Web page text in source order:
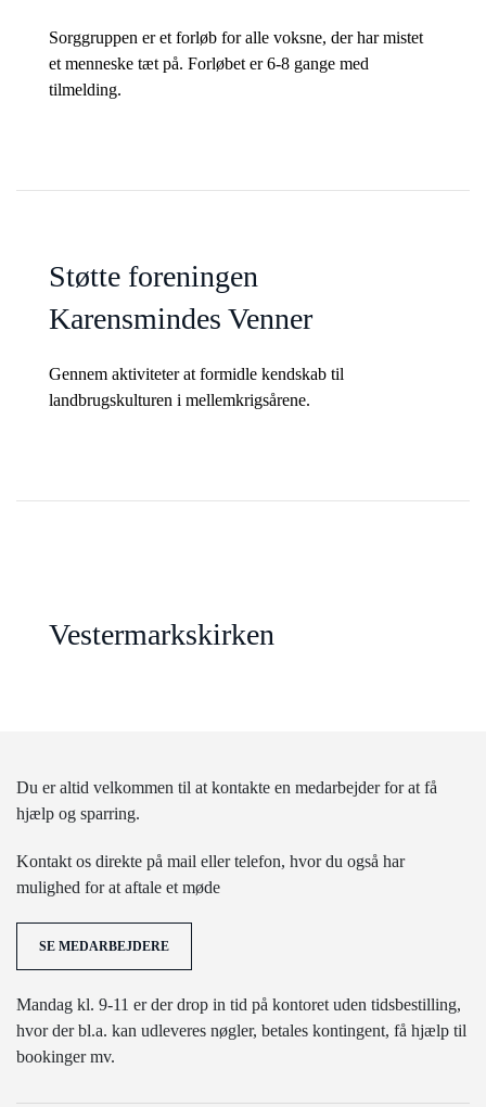
Sorggruppen er et forløb for alle voksne, der har mistet
et menneske tæt på. Forløbet er 6-8 gange med
tilmelding.
Støtte foreningen
Karensmindes Venner
Gennem aktiviteter at formidle kendskab til
landbrugskulturen i mellemkrigsårene.
Vestermarkskirken
Du er altid velkommen til at kontakte en medarbejder for at få
hjælp og sparring.
Kontakt os direkte på mail eller telefon, hvor du også har
mulighed for at aftale et møde
SE MEDARBEJDERE
Mandag kl. 9-11 er der drop in tid på kontoret uden tidsbestilling,
hvor der bl.a. kan udleveres nøgler, betales kontingent, få hjælp til
bookinger mv.